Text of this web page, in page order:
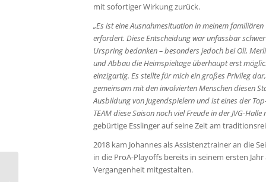
mit sofortiger Wirkung zurück.
„Es ist eine Ausnahmesituation in meinem
erfordert. Diese Entscheidung war unfassbar
Urspring bedanken – besonders jedoch bei Oli,
und Abbau die Heimspieltage überhaupt erst
einzigartig. Es stellte für mich ein großes Privileg
gemeinsam mit den involvierten Menschen diesen
Ausbildung von Jugendspielern und ist eines der
TEAM diese Saison noch viel Freude in der JVG-
gebürtige Esslinger auf seine Zeit am
2018 kam Johannes als Assistenztrainer an die
in die ProA-Playoffs bereits in seinem ersten
Vergangenheit mitgestalten.